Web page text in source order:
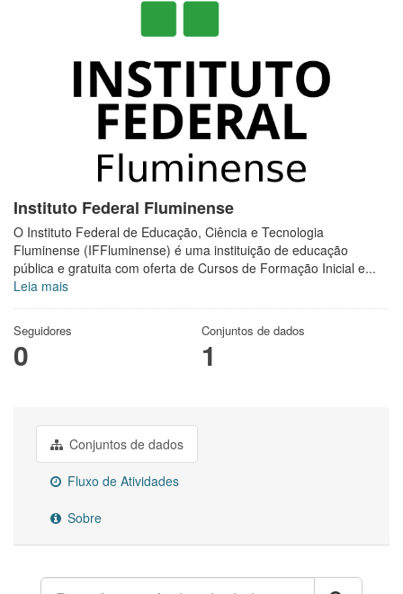
Instituto Federal Fluminense
O Instituto Federal de Educação, Ciência e Tecnologia
Fluminense (IFFluminense) é uma instituição de educação
pública e gratuita com oferta de Cursos de Formação Inicial e...
Leia mais
Seguidores
0
Conjuntos de dados
1
Conjuntos de dados
Fluxo de Atividades
Sobre